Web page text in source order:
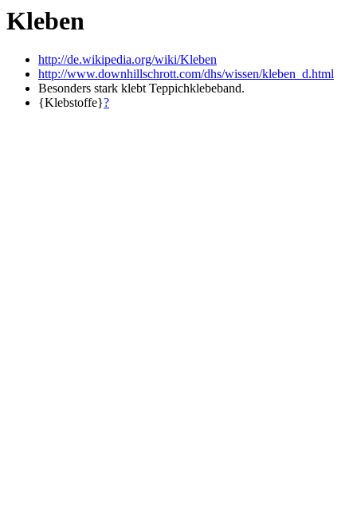
Kleben
http://de.wikipedia.org/wiki/Kleben
http://www.downhillschrott.com/dhs/wissen/kleben_d.html
Besonders stark klebt Teppichklebeband.
{Klebstoffe}?